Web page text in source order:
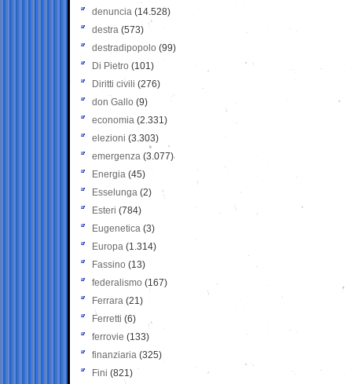
denuncia (14.528)
destra (573)
destradipopolo (99)
Di Pietro (101)
Diritti civili (276)
don Gallo (9)
economia (2.331)
elezioni (3.303)
emergenza (3.077)
Energia (45)
Esselunga (2)
Esteri (784)
Eugenetica (3)
Europa (1.314)
Fassino (13)
federalismo (167)
Ferrara (21)
Ferretti (6)
ferrovie (133)
finanziaria (325)
Fini (821)